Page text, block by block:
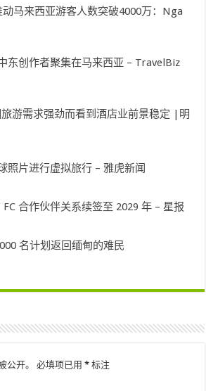
马来西亚游客人数突破4000万：Nga
东创作者聚集在马来西亚 – TravelBiz
游需求强劲而看到酒店业前景稳定 |明
照片进行虚拟旅行 – 雅虎新闻
合作伙伴关系续签至 2029 年 – 星报
名计划返回缅甸的难民
公开。 必填项已用* 标注